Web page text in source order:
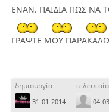
ΕΝΑΝ. ΠΑΙΔΙΑ ΠΩΣ ΝΑ
ΓΡΑΨΤΕ ΜΟΥ
δημιουργία
31-01-2014 04-